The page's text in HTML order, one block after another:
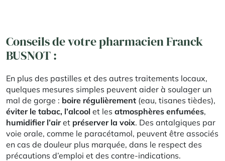
Conseils de votre pharmacien Franck
BUSNOT :
En plus des pastilles et des autres traitements locaux,
quelques mesures simples peuvent aider à soulager un
mal de gorge : boire régulièrement (eau, tisanes tièdes),
éviter le tabac, l’alcool et les atmosphères enfumées,
humidifier l’airet préserver la voix. Des antalgiques par
voie orale, comme le paracétamol, peuvent être associés
en cas de douleur plus marquée, dans le respect des
précautions d’emploi et des contre-indications.​